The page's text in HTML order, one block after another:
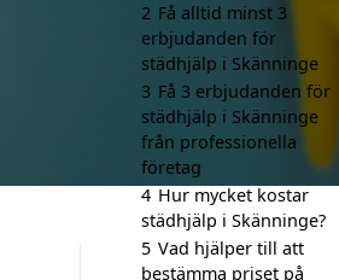
2 Få alltid minst 3
erbjudanden för
städhjälp i Skänninge
3 Få 3 erbjudanden för
städhjälp i Skänninge
från professionella
företag
4 Hur mycket kostar
städhjälp i Skänninge?
5 Vad hjälper till att
bestämma priset på